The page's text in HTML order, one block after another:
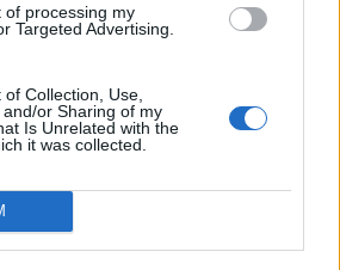
of processing my
Targeted Advertising.
Collection, Use,
or Sharing of my
Is Unrelated with the
it was collected.
PRATIQUES
2020 au 2 février 2020
LIEU